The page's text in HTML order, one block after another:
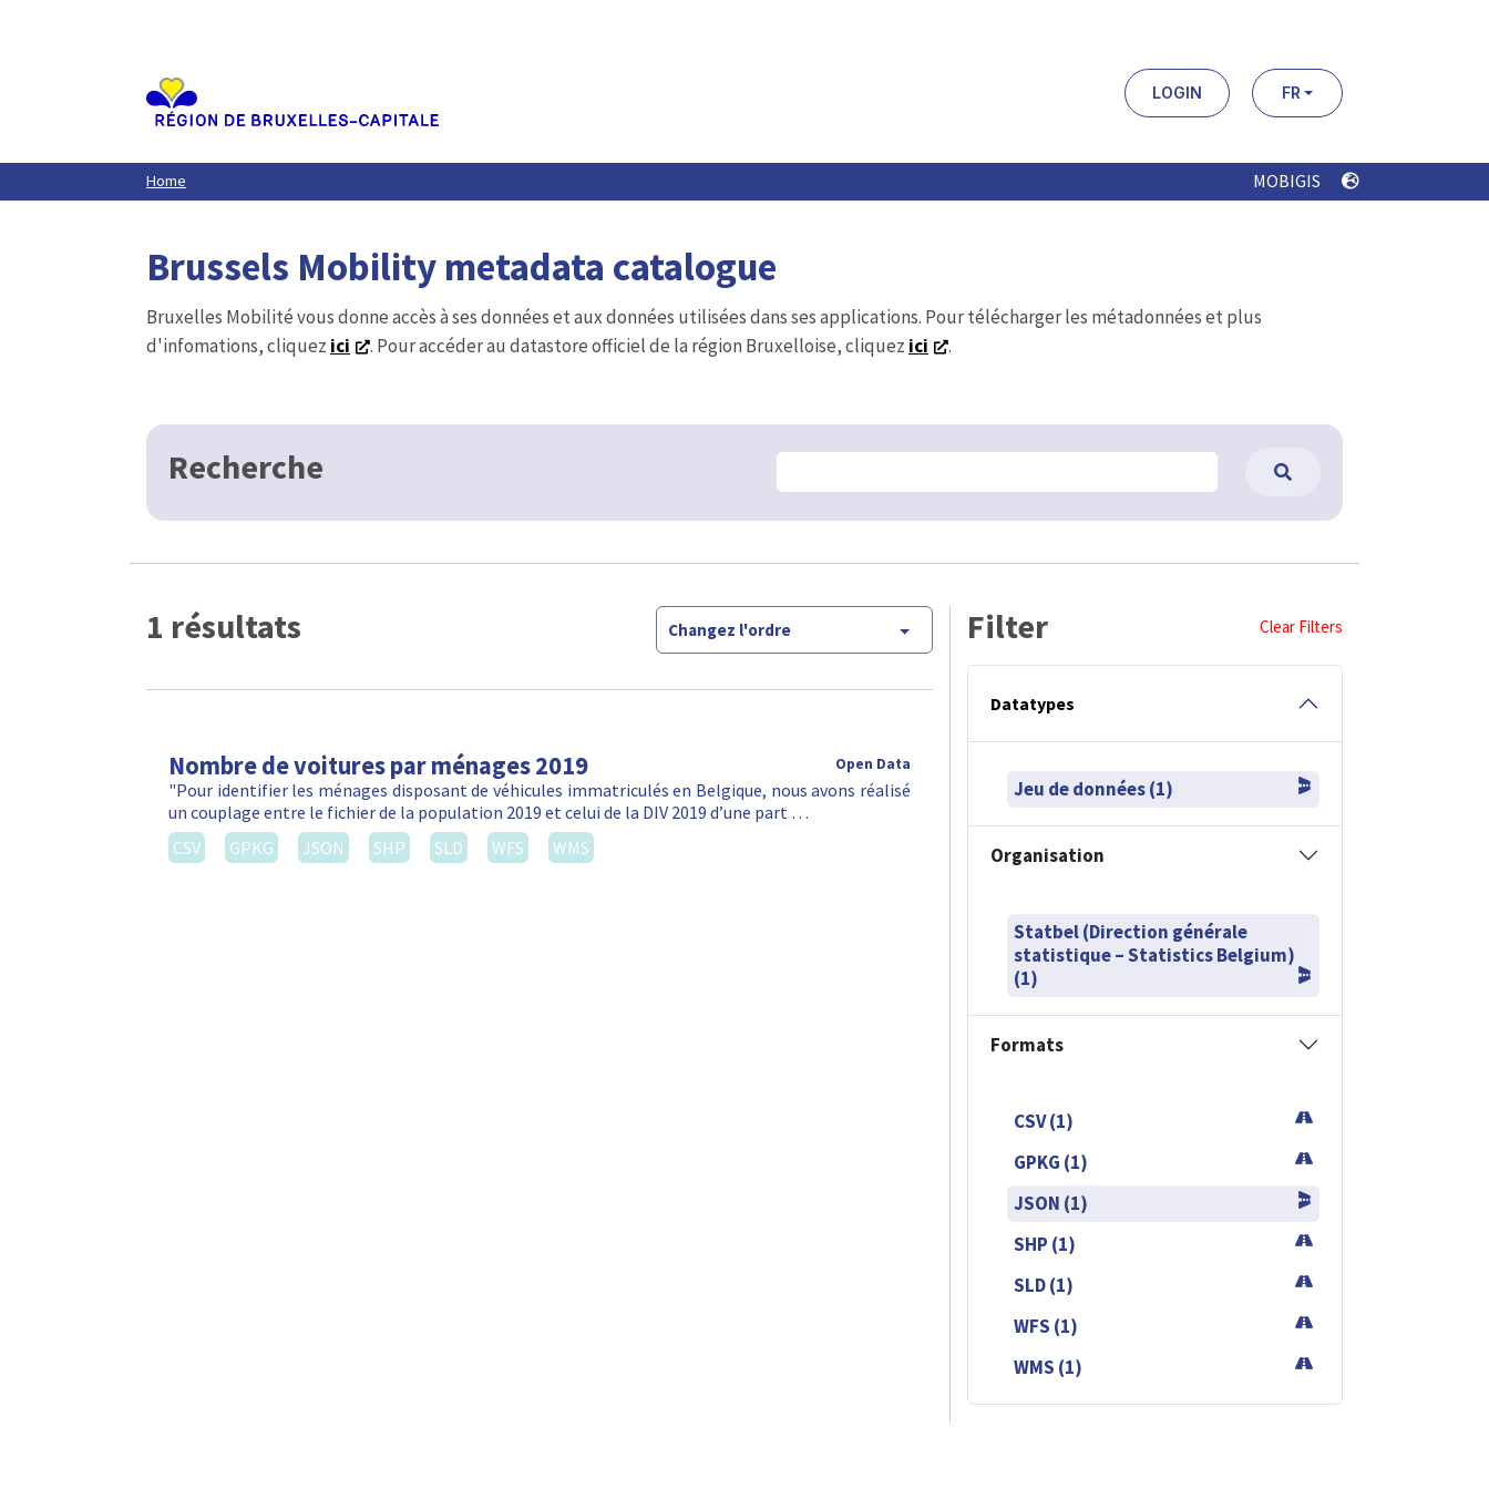
LOGIN FR
Home MOBIGIS
Brussels Mobility metadata catalogue
Bruxelles Mobilité vous donne accès à ses données et aux données utilisées dans ses applications. Pour télécharger les métadonnées et plus
d'infomations, cliquez ici . Pour accéder au datastore officiel de la région Bruxelloise, cliquez ici .
Recherche
1 résultats Changez l'ordre
Nombre de voitures par ménages 2019 Open Data
"Pour identifier les ménages disposant de véhicules immatriculés en Belgique, nous avons réalisé
un couplage entre le fichier de la population 2019 et celui de la DIV 2019 d’une part …
CSV
GPKG JSON SHP SLD WFS WMS
Filter Clear Filters
Datatypes
Jeu de données (1)
Organisation
Statbel (Direction générale
statistique – Statistics Belgium)
(1)
Formats
CSV (1)
GPKG (1)
JSON (1)
SHP (1)
SLD (1)
WFS (1)
WMS (1)